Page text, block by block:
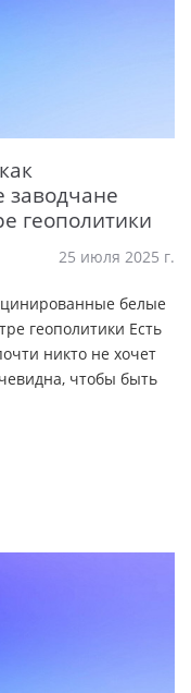
геополитики
25 июля 2025 г.
белые
геополитики Есть
никто не хочет
чтобы быть